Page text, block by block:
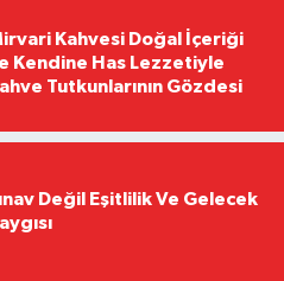
Kahvesi Doğal İçeriği
Kendine Has Lezzetiyle
Tutkunlarının Gözdesi
Değil Eşitlilik Ve Gelecek